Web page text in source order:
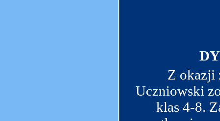
Z okazji
Uczniowski
klas 4-8.